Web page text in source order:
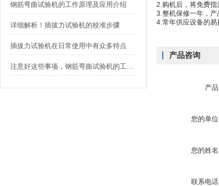
钢筋弯曲试验机的工作原理及应用介绍
详细解析！插拔力试验机的校准步骤
插拔力试验机在日常使用中有众多特点
2.购机后，将免费
3.整机保修一年，产
4.常年供应设备的
产品咨询
产
您的单
您的姓
联系电